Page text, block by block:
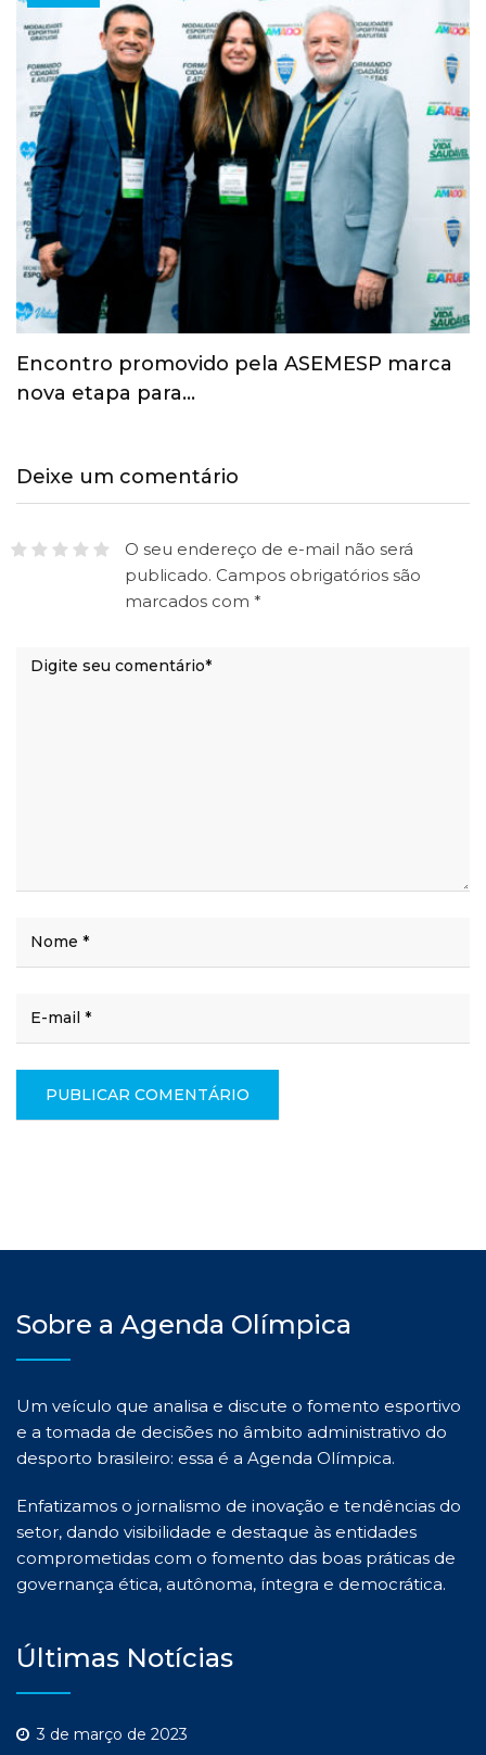
Esporte ganha espaço na agenda
econômica e mobiliza…
Deixe um comentário
O seu endereço de e-mail não será
publicado. Campos obrigatórios são
marcados com *
Sobre a Agenda Olímpica
Um veículo que analisa e discute o fomento esportivo
e a tomada de decisões no âmbito administrativo do
desporto brasileiro: essa é a Agenda Olímpica.
Enfatizamos o jornalismo de inovação e tendências do
setor, dando visibilidade e destaque às entidades
comprometidas com o fomento das boas práticas de
governança ética, autônoma, íntegra e democrática.
Últimas Notícias
3 de março de 2023